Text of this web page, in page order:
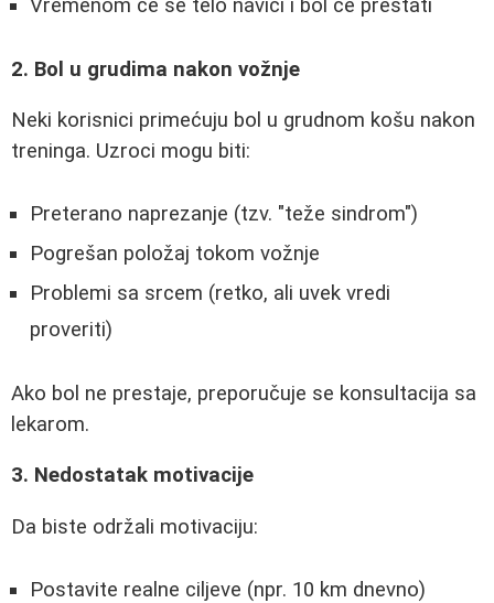
Vremenom će se telo navići i bol će prestati
2. Bol u grudima nakon vožnje
Neki korisnici primećuju bol u grudnom košu nakon
treninga. Uzroci mogu biti:
Preterano naprezanje (tzv. "teže sindrom")
Pogrešan položaj tokom vožnje
Problemi sa srcem (retko, ali uvek vredi
proveriti)
Ako bol ne prestaje, preporučuje se konsultacija sa
lekarom.
3. Nedostatak motivacije
Da biste održali motivaciju:
Postavite realne ciljeve (npr. 10 km dnevno)